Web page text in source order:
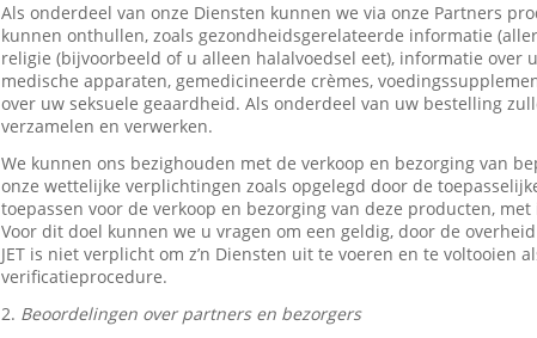
Als onderdeel van onze Diensten kunnen we via onze Partners
kunnen onthullen, zoals gezondheidsgerelateerde informatie
religie (bijvoorbeeld of u alleen halalvoedsel eet), informatie over
medische apparaten, gemedicineerde crèmes,
over uw seksuele geaardheid. Als onderdeel van uw bestelling
verzamelen en verwerken.
We kunnen ons bezighouden met de verkoop en bezorging van
onze wettelijke verplichtingen zoals opgelegd door de
toepassen voor de verkoop en bezorging van deze producten,
Voor dit doel kunnen we u vragen om een geldig, door de
JET is niet verplicht om z’n Diensten uit te voeren en te voltooien
verificatieprocedure.
2. Beoordelingen over partners en bezorgers